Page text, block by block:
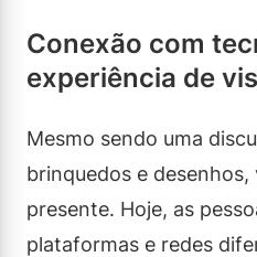
Conexão com
experiência de
Mesmo sendo uma
brinquedos e desenhos,
presente. Hoje, as
plataformas e redes